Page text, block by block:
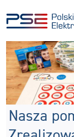
do
menu
do
treści
Nasza